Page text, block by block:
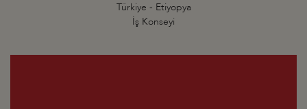
Türkiye - Etiyopya
İş Konseyi